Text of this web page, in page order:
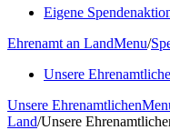
Eigene
Ehrenamt an LandMenu/
Unsere
Unsere Ehrenamtlichen
Land/Unsere